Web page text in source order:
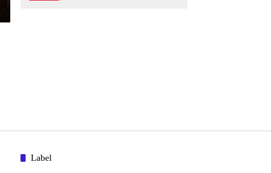
Label